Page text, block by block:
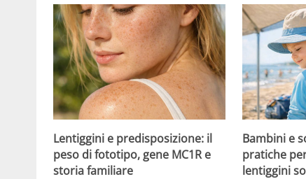
Lentiggini e predisposizione: il
peso di fototipo, gene MC1R e
storia familiare
Bambini e
pratiche
lentiggini